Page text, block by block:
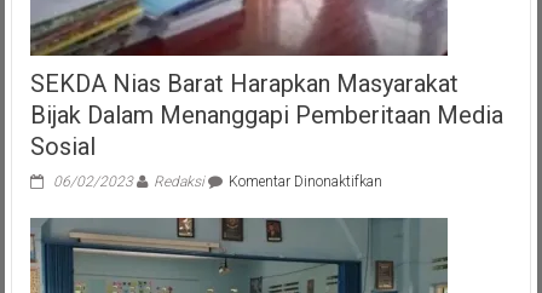
SEKDA Nias Barat Harapkan Masyarakat
Bijak Dalam Menanggapi Pemberitaan Media
Sosial
06/02/2023 Redaksi Komentar Dinonaktifkanpada
Harapkan